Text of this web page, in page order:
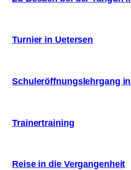
Turnier in Uetersen
Schuleröffnungslehrgang
Trainertraining
Reise in die Vergangenheit